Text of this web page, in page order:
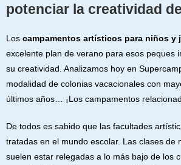
potenciar la creatividad
Los campamentos artísticos para niños y
excelente plan de verano para esos peques
su creatividad. Analizamos hoy en
modalidad de colonias vacacionales con
últimos años… ¡Los campamentos
De todos es sabido que las facultades
tratadas en el mundo escolar. Las clases de
suelen estar relegadas a lo más bajo de los